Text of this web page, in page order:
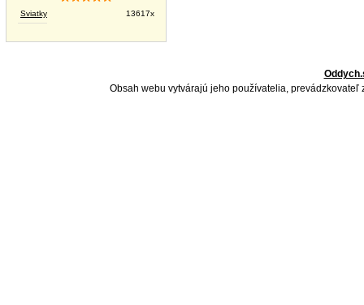
Sviatky 13617x
Obsah webu vytvárajú jeho používatelia,